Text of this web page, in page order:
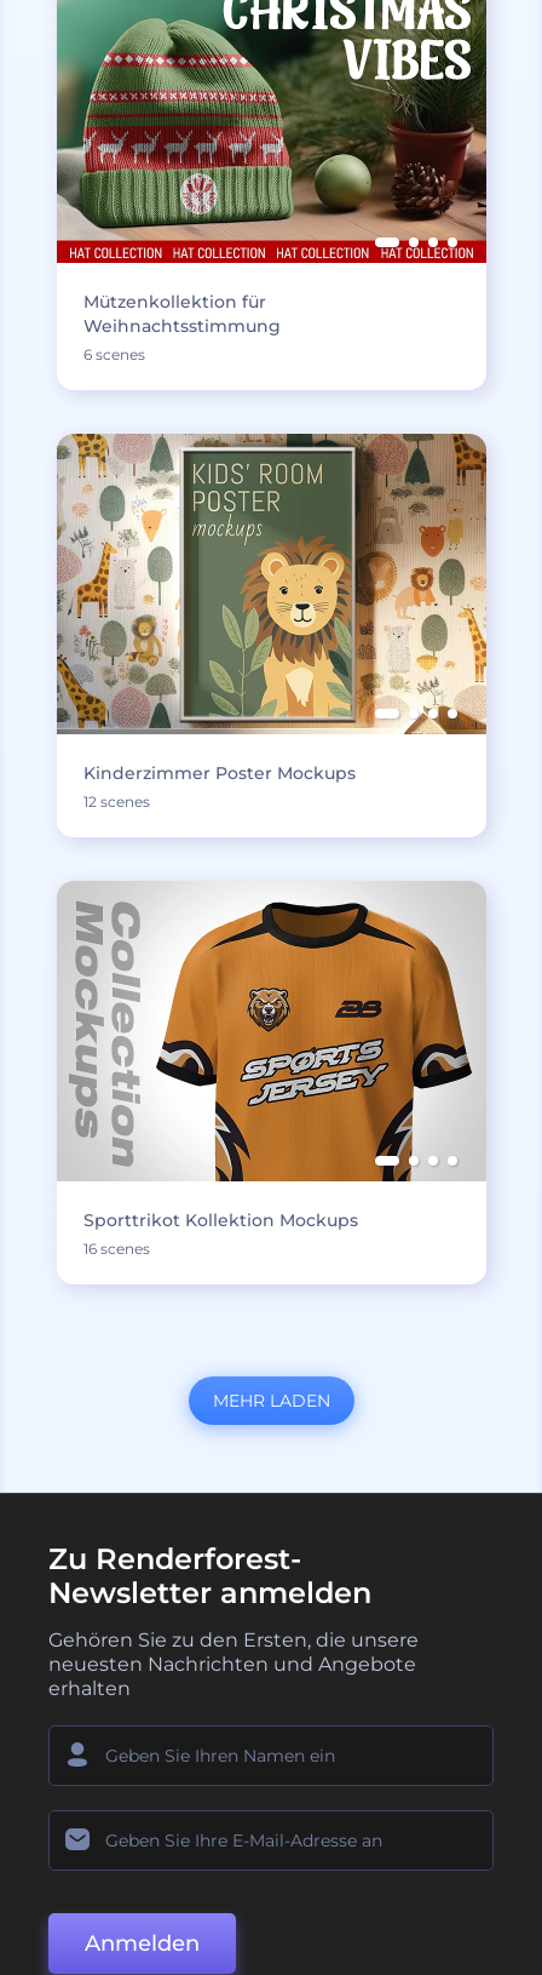
Mützenkollektion für
Weihnachtsstimmung
6 scenes
Kinderzimmer Poster Mockups
12 scenes
Sporttrikot Kollektion Mockups
16 scenes
MEHR LADEN
Zu Renderforest-
Newsletter anmelden
Gehören Sie zu den Ersten, die unsere
neuesten Nachrichten und Angebote
erhalten
Anmelden